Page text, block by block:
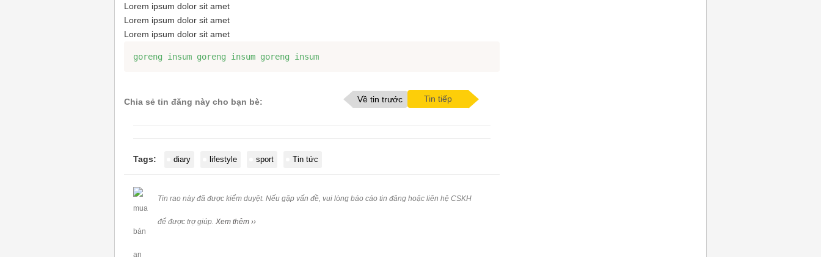
Lorem ipsum dolor sit amet
Lorem ipsum dolor sit amet
Lorem ipsum dolor sit amet
goreng insum goreng insum goreng insum
Về tin trước Tin tiếp
Chia sẻ tin đăng này cho bạn bè:
Tags: diary lifestyle sport Tin tức
Tin rao này đã được kiểm duyệt. Nếu gặp vấn đề, vui lòng báo cáo tin đăng hoặc liên hệ CSKH
để được trợ giúp. Xem thêm ››